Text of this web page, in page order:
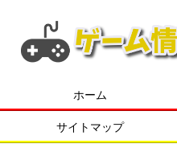
ホーム
サイトマップ